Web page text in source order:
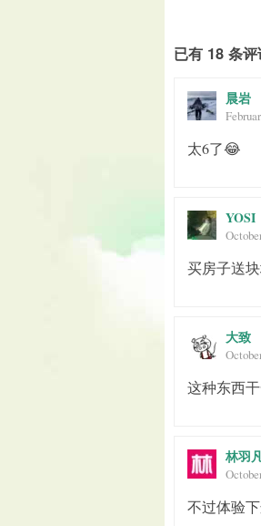
已有 18 条评
晨岩
太6了😂
YOSI
买房子送
大致
这种东西
林羽
不过体验